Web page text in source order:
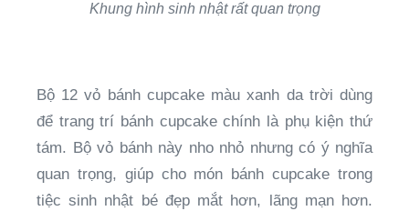
Khung hình sinh nhật rất quan trọng
Bộ 12 vỏ bánh cupcake màu xanh da trời dùng
để trang trí bánh cupcake chính là phụ kiện thứ
tám. Bộ vỏ bánh này nho nhỏ nhưng có ý nghĩa
quan trọng, giúp cho món bánh cupcake trong
tiệc sinh nhật bé đẹp mắt hơn, lãng mạn hơn.